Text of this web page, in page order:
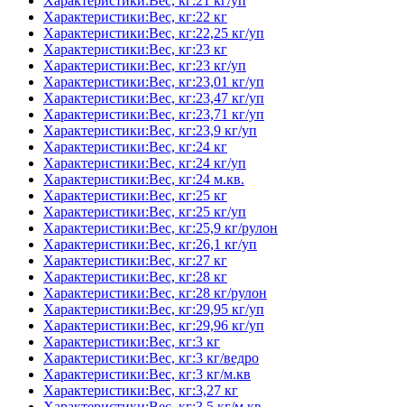
Характеристики:Вес, кг:22 кг
Характеристики:Вес, кг:22,25 кг/уп
Характеристики:Вес, кг:23 кг
Характеристики:Вес, кг:23 кг/уп
Характеристики:Вес, кг:23,01 кг/уп
Характеристики:Вес, кг:23,47 кг/уп
Характеристики:Вес, кг:23,71 кг/уп
Характеристики:Вес, кг:23,9 кг/уп
Характеристики:Вес, кг:24 кг
Характеристики:Вес, кг:24 кг/уп
Характеристики:Вес, кг:24 м.кв.
Характеристики:Вес, кг:25 кг
Характеристики:Вес, кг:25 кг/уп
Характеристики:Вес, кг:25,9 кг/рулон
Характеристики:Вес, кг:26,1 кг/уп
Характеристики:Вес, кг:27 кг
Характеристики:Вес, кг:28 кг
Характеристики:Вес, кг:28 кг/рулон
Характеристики:Вес, кг:29,95 кг/уп
Характеристики:Вес, кг:29,96 кг/уп
Характеристики:Вес, кг:3 кг
Характеристики:Вес, кг:3 кг/ведро
Характеристики:Вес, кг:3 кг/м.кв
Характеристики:Вес, кг:3,27 кг